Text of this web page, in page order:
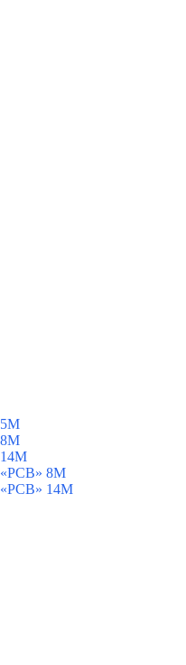
5М
8М
14М
«РСВ» 8М
«РСВ» 14М